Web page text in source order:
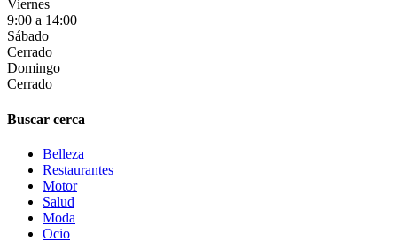
Viernes
9:00 a 14:00
Sábado
Cerrado
Domingo
Cerrado
Buscar cerca
Belleza
Restaurantes
Motor
Salud
Moda
Ocio